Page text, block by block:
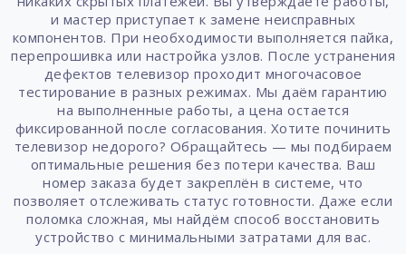
и мастер приступает к замене неисправных
компонентов. При необходимости выполняется пайка,
перепрошивка или настройка узлов. После устранения
дефектов телевизор проходит многочасовое
тестирование в разных режимах. Мы даём гарантию
на выполненные работы, а цена остается
фиксированной после согласования. Хотите починить
телевизор недорого? Обращайтесь — мы подбираем
оптимальные решения без потери качества. Ваш
номер заказа будет закреплён в системе, что
позволяет отслеживать статус готовности. Даже если
поломка сложная, мы найдём способ восстановить
устройство с минимальными затратами для вас.